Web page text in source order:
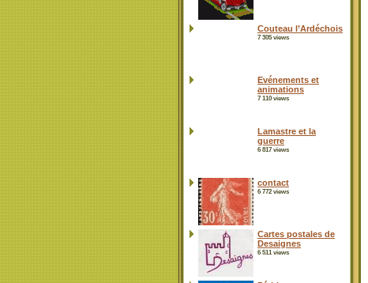
Couteau l’Ardéchois
7 305 views
Evénements et
animations
7 110 views
Lamastre et la
guerre
6 817 views
contact
6 772 views
Cartes postales de
Desaignes
6 511 views